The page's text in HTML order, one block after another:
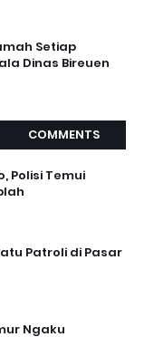
Setiap
Dinas Bireuen
COMMENTS
Polisi Temui
Patroli di Pasar
Ngaku